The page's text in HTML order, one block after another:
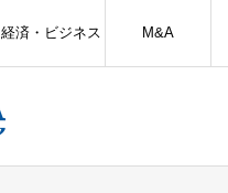
経済・ビジネス M&A